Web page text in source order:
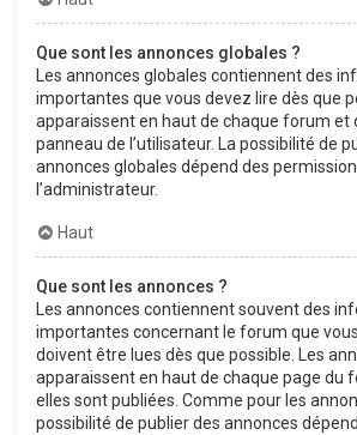
Que sont les annonces globales ?
Les annonces globales contiennent des
importantes que vous devez lire dès que
apparaissent en haut de chaque forum et
panneau de l’utilisateur. La possibilité de
annonces globales dépend des
l’administrateur.
Haut
Que sont les annonces ?
Les annonces contiennent souvent des
importantes concernant le forum que
doivent être lues dès que possible. Les
apparaissent en haut de chaque page du
elles sont publiées. Comme pour les
possibilité de publier des annonces